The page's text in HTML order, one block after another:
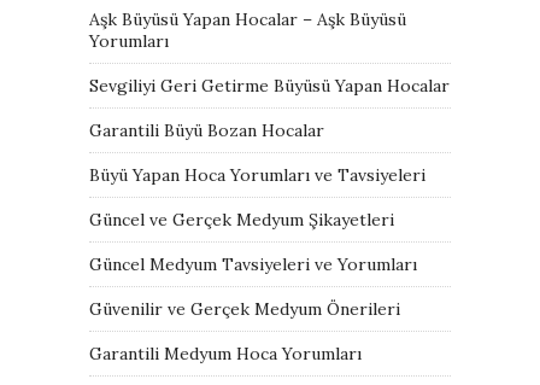
Aşk Büyüsü Yapan Hocalar – Aşk Büyüsü
Yorumları
Sevgiliyi Geri Getirme Büyüsü Yapan Hocalar
Garantili Büyü Bozan Hocalar
Büyü Yapan Hoca Yorumları ve Tavsiyeleri
Güncel ve Gerçek Medyum Şikayetleri
Güncel Medyum Tavsiyeleri ve Yorumları
Güvenilir ve Gerçek Medyum Önerileri
Garantili Medyum Hoca Yorumları